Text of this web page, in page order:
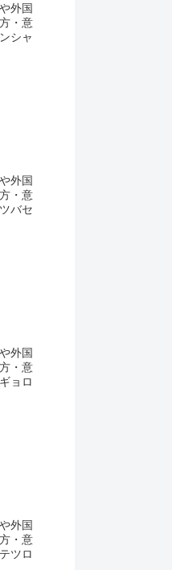
外国
・意
シャ
外国
・意
バセ
外国
・意
ョロ
外国
・意
ツロ